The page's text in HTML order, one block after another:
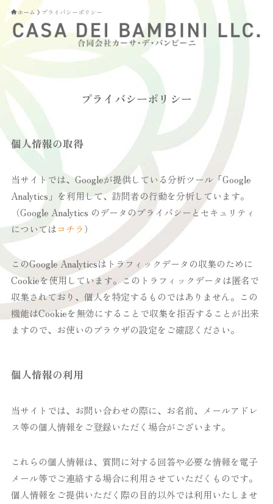
ホーム プライバシーポリシー
プライバシーポリシー
個人情報の取得
当サイトでは、Googleが提供している分析ツール「Google
Analytics」を利用して、訪問者の行動を分析しています。
（Google Analytics のデータのプライバシーとセキュリティ
についてはコチラ）
このGoogle Analyticsはトラフィックデータの収集のために
Cookieを使用しています。このトラフィックデータは匿名で
収集されており、個人を特定するものではありません。この
機能はCookieを無効にすることで収集を拒否することが出来
ますので、お使いのブラウザの設定をご確認ください。
個人情報の利用
当サイトでは、お問い合わせの際に、お名前、メールアドレ
ス等の個人情報をご登録いただく場合がございます。
これらの個人情報は、質問に対する回答や必要な情報を電子
メール等でご連絡する場合に利用させていただくものです。
個人情報をご提供いただく際の目的以外では利用いたしませ